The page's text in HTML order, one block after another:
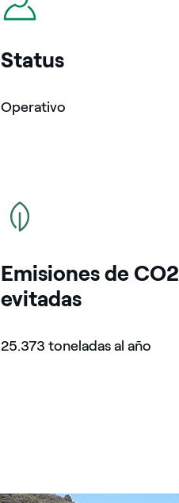
Status
Operativo
icono
Emisiones de CO2
evitadas
25.373 toneladas al año